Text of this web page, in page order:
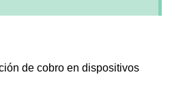
de cobro en dispositivos